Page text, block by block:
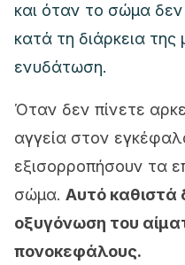
και όταν το σώμα
κατά τη διάρκεια
ενυδάτωση.
Όταν δεν πίνετε
αγγεία στον
εξισορροπήσουν τα
σώμα. Αυτό καθιστά
οξυγόνωση του
πονοκεφάλους.